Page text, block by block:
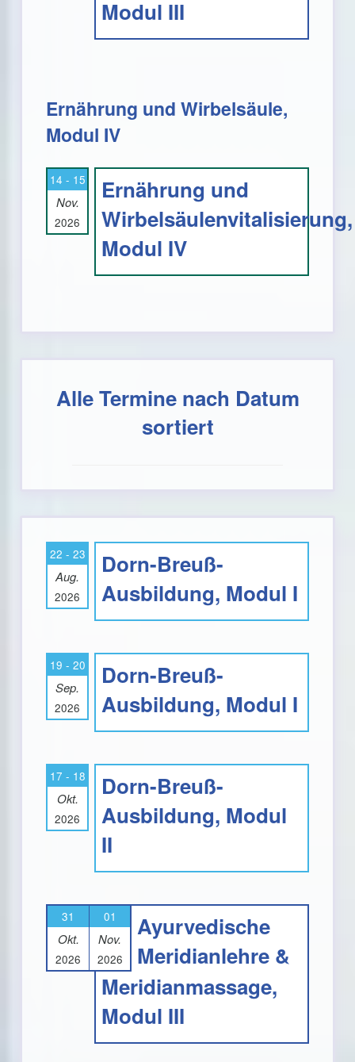
Modul III
Ernährung und Wirbelsäule,
Modul IV
14 - 15
Nov.
2026
Ernährung und
Wirbelsäulenvitalisierung,
Modul IV
Alle Termine nach Datum
sortiert
22 - 23
Aug.
2026
Dorn-Breuß-
Ausbildung, Modul I
19 - 20
Sep.
2026
Dorn-Breuß-
Ausbildung, Modul I
17 - 18
Okt.
2026
Dorn-Breuß-
Ausbildung, Modul
II
31
Okt.
2026
01
Nov.
2026
Ayurvedische
Meridianlehre &
Meridianmassage,
Modul III